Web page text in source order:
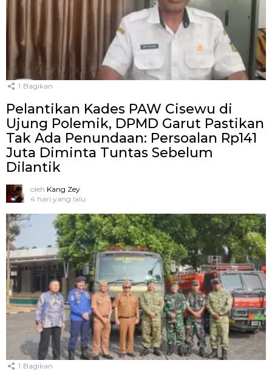
1 Bagikan
Pelantikan Kades PAW Cisewu di
Ujung Polemik, DPMD Garut Pastikan
Tak Ada Penundaan: Persoalan Rp141
Juta Diminta Tuntas Sebelum
Dilantik
oleh Kang Zey
4 hari yang lalu
1 Bagikan